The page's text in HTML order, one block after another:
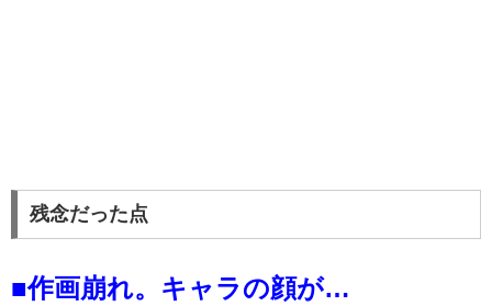
残念だった点
■作画崩れ。キャラの顔が…